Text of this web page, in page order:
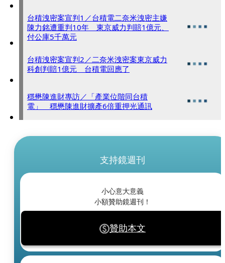
台積洩密案宣判1／台積電二奈米洩密主嫌
陳力銘遭重判10年 東京威力判賠1億元、
付公庫5千萬元
台積洩密案宣判2／二奈米洩密案東京威力
科創判賠1億元 台積電回應了
穩懋陳進財專訪／「產業位階同台積
電」 穩懋陳進財擴產6倍重押光通訊
支持鏡週刊
小心意大意義
小額贊助鏡週刊！
贊助本文